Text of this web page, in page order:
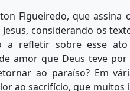
Figueiredo, que assina
considerando os
a refletir sobre esse ato
amor que Deus teve
ao paraíso? Em
ao sacrifício, que